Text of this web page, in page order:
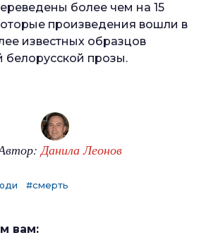
более чем на 15
произведения вошли в
известных образцов
белорусской прозы.
Данила Леонов
#смерть
вам: